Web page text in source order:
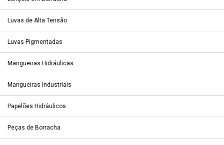
Luvas de Alta Tensão
Luvas Pigmentadas
Mangueiras Hidráulicas
Mangueiras Industriais
Papelões Hidráulicos
Peças de Borracha